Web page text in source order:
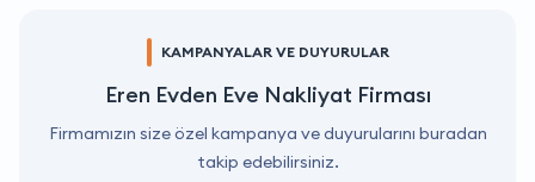
KAMPANYALAR VE DUYURULAR
Eren Evden Eve Nakliyat Firması
Firmamızın size özel kampanya ve duyurularını buradan
takip edebilirsiniz.